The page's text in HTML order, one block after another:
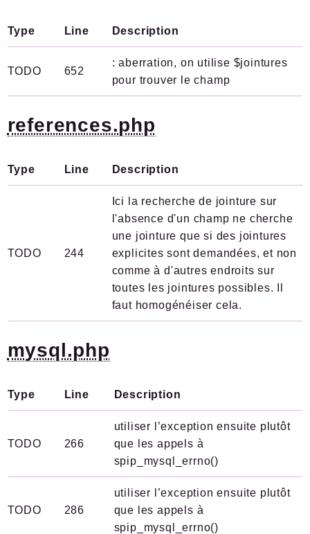
Type Line Description
TODO 652
: aberration, on utilise $jointures
pour trouver le champ
references.php
Type Line Description
TODO 244
Ici la recherche de jointure sur
l'absence d'un champ ne cherche
une jointure que si des jointures
explicites sont demandées, et non
comme à d'autres endroits sur
toutes les jointures possibles. Il
faut homogénéiser cela.
mysql.php
Type Line Description
TODO 266
utiliser l’exception ensuite plutôt
que les appels à
spip_mysql_errno()
TODO 286
utiliser l’exception ensuite plutôt
que les appels à
spip_mysql_errno()